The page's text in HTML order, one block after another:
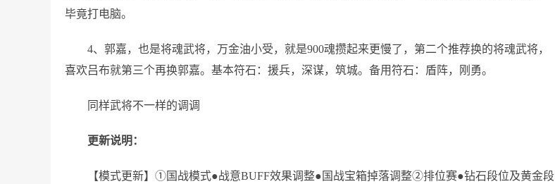
毕竟打电脑。
4、郭嘉，也是将魂武将，万金油小受，就是900魂攒起来更慢了，第二个推荐换的将魂武将，
喜欢吕布就第三个再换郭嘉。基本符石：援兵，深谋，筑城。备用符石：盾阵，刚勇。
同样武将不一样的调调
更新说明：
【模式更新】①国战模式●战意BUFF效果调整●国战宝箱掉落调整②排位赛●钻石段位及黄金段